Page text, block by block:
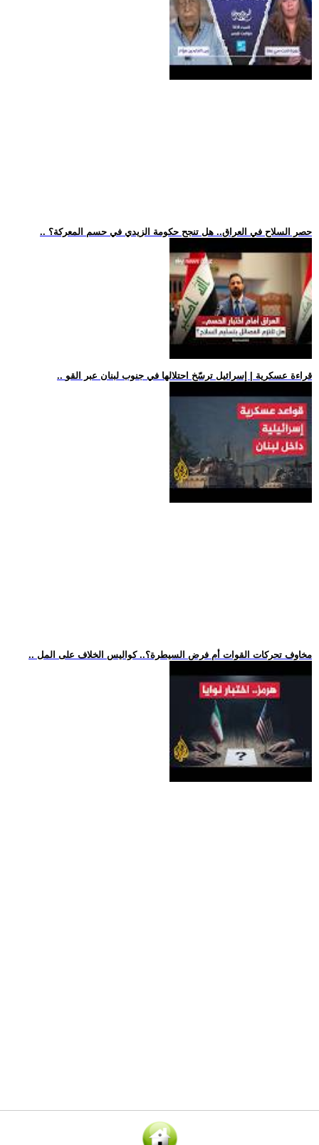
.. حصر السلاح في العراق.. هل تنجح حكومة الزيدي في حسم المعركة؟
.. قراءة عسكرية | إسرائيل ترسّخ احتلالها في جنوب لبنان عبر القو
.. مخاوف تحركات القوات أم فرض السيطرة؟.. كواليس الخلاف على المل